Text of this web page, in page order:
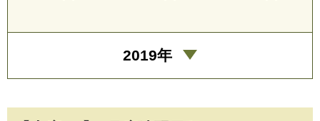
2019年